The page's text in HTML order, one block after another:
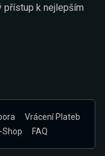
přístup k nejlepším
Vrácení Plateb
Shop FAQ